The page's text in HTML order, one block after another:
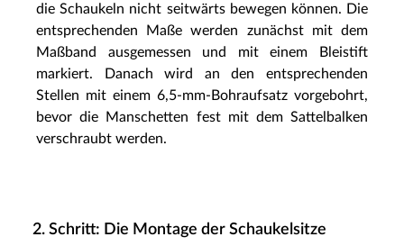
die Schaukeln nicht seitwärts bewegen können. Die
entsprechenden Maße werden zunächst mit dem
Maßband ausgemessen und mit einem Bleistift
markiert. Danach wird an den entsprechenden
Stellen mit einem 6,5-mm-Bohraufsatz vorgebohrt,
bevor die Manschetten fest mit dem Sattelbalken
verschraubt werden.
2. Schritt: Die Montage der Schaukelsitze